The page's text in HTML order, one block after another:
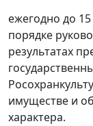
ежегодно до
порядке
результатах
имуществе и
характера.